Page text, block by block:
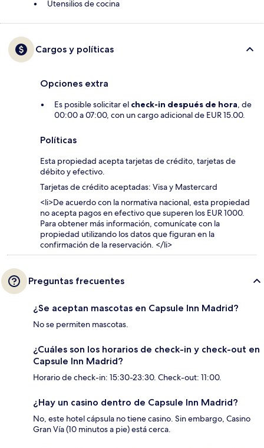
Utensilios de cocina
Cargos y políticas
Opciones extra
Es posible solicitar el check-in después de hora, de
00:00 a 07:00, con un cargo adicional de EUR 15.00.
Políticas
Esta propiedad acepta tarjetas de crédito, tarjetas de
débito y efectivo.
Tarjetas de crédito aceptadas: Visa y Mastercard
<li>De acuerdo con la normativa nacional, esta propiedad
no acepta pagos en efectivo que superen los EUR 1000.
Para obtener más información, comunícate con la
propiedad utilizando los datos que figuran en la
confirmación de la reservación. </li>
Preguntas frecuentes
¿Se aceptan mascotas en Capsule Inn Madrid?
No se permiten mascotas.
¿Cuáles son los horarios de check-in y check-out en
Capsule Inn Madrid?
Horario de check-in: 15:30-23:30. Check-out: 11:00.
¿Hay un casino dentro de Capsule Inn Madrid?
No, este hotel cápsula no tiene casino. Sin embargo, Casino
Gran Vía (10 minutos a pie) está cerca.